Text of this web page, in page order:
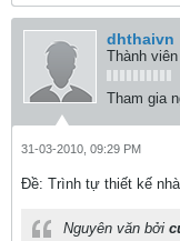
dhthaivn
Thành
Tham gia
31-03-2010, 09:29 PM
Ðề: Trình tự thiết kế
Nguyên văn bởi